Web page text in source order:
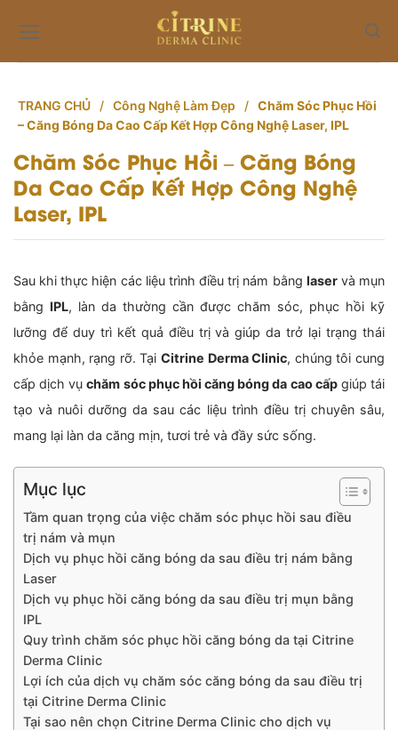
content
TRANG CHỦ / Công Nghệ Làm Đẹp / Chăm Sóc Phục Hồi
– Căng Bóng Da Cao Cấp Kết Hợp Công Nghệ Laser, IPL
Chăm Sóc Phục Hồi – Căng Bóng
Da Cao Cấp Kết Hợp Công Nghệ
Laser, IPL
Sau khi thực hiện các liệu trình điều trị nám bằng laservà mụn
bằng IPL, làn da thường cần được chăm sóc, phục hồi kỹ
lưỡng để duy trì kết quả điều trị và giúp da trở lại trạng thái
khỏe mạnh, rạng rỡ. Tại Citrine Derma Clinic, chúng tôi cung
cấp dịch vụchăm sóc phục hồi căng bóng da cao cấpgiúp tái
tạo và nuôi dưỡng da sau các liệu trình điều trị chuyên sâu,
mang lại làn da căng mịn, tươi trẻ và đầy sức sống.
Mục lục
Tầm quan trọng của việc chăm sóc phục hồi sau điều
trị nám và mụn
Dịch vụ phục hồi căng bóng da sau điều trị nám bằng
Laser
Dịch vụ phục hồi căng bóng da sau điều trị mụn bằng
IPL
Quy trình chăm sóc phục hồi căng bóng da tại Citrine
Derma Clinic
Lợi ích của dịch vụ chăm sóc căng bóng da sau điều trị
tại Citrine Derma Clinic
Tại sao nên chọn Citrine Derma Clinic cho dịch vụ